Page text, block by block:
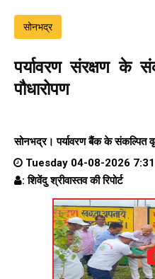
सोनभद्र
पर्यावरण संरक्षण
पौधारोपण
सोनभद्र। पर्यावरण बैंक के संकल्पित
Tuesday 04-08-2026
: शिवेंदु श्रीवास्तव की रिपोर्ट